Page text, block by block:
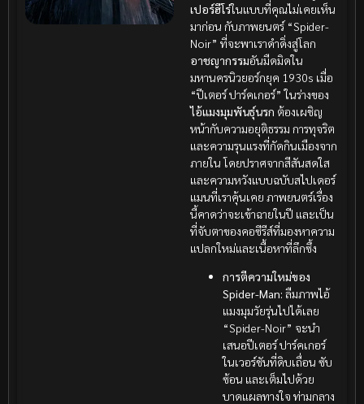
เปอร์ฮีโร่ในแบบที่คุณไม่เคยเห็น
มาก่อน กับภาพยนตร์ “Spider-
Noir” ที่จะพาเราดำดิ่งสู่โลก
อาชญากรรมอันมืดมิดใน
มหานครนิวยอร์กยุค 1930s เมื่อ
“ปีเตอร์ ปาร์คเกอร์” ในร่างของ
ไอ้แมงมุมพันธุ์นรก ต้องเผชิญ
หน้ากับความอยุติธรรม การทุจริต
และความรุนแรงที่กัดกินเมืองจาก
ภายใน โดยปราศจากสีสันสดใส
และความหวังแบบฉบับสไปเดอร์
แมนที่เราคุ้นเคย ภาพยนตร์เรื่อง
นี้คาดว่าจะเข้าฉายในปี และเป็น
ที่จับตาของคอซีรีส์ที่มองหาความ
แปลกใหม่และเนื้อหาที่ลึกซึ้ง
การตีความใหม่ของ
Spider-Man: ลืมภาพไอ้
แมงมุมวัยรุ่นไปได้เลย
“Spider-Noir” จะนำ
เสนอปีเตอร์ ปาร์คเกอร์
ในเวอร์ชันที่ดิบเถื่อน ซับ
ซ้อน และเต็มไปด้วย
บาดแผลทางใจ ท่ามกลาง